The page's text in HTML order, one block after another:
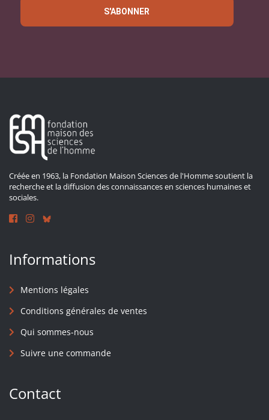
S'ABONNER
Créée en 1963, la Fondation Maison Sciences de l'Homme soutient la
recherche et la diffusion des connaissances en sciences humaines et
sociales.
Informations
Mentions légales
Conditions générales de ventes
Qui sommes-nous
Suivre une commande
Contact